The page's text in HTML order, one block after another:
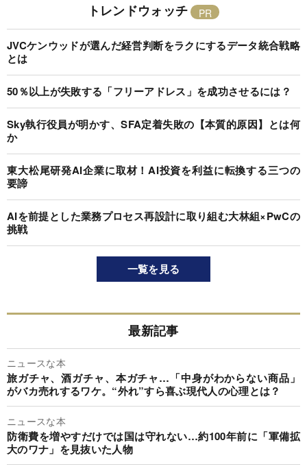
トレンドウォッチ
JVCケンウッドが選んだ経営判断をラクにするデータ統合戦略
とは
50％以上が失敗する「フリーアドレス」を成功させるには？
Sky執行役員が明かす、SFA定着失敗の【本質的原因】とは何
か
東大松尾研発AI企業に取材！AI投資を利益に転換する三つの
要諦
AIを前提とした業務プロセス再設計に取り組む大林組×PwCの
挑戦
一覧を見る
最新記事
ニュースな本
旅ガチャ、酒ガチャ、本ガチャ…「中身がわからない商品」
がバカ売れするワケ。“外れ”すら喜ぶ現代人の心理とは？
ニュースな本
防衛費を増やすだけでは国は守れない…約100年前に「軍備拡
大のワナ」を見抜いた人物